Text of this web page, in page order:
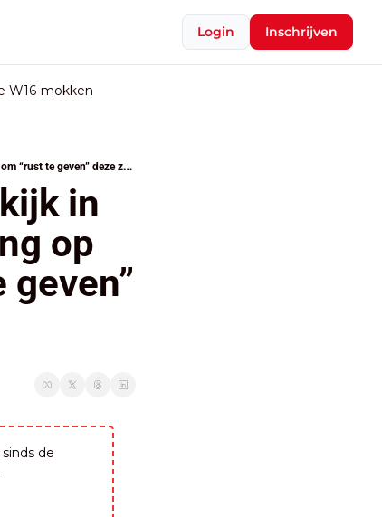
Login Inschrijven
W16-mokken
Intiem boek van ‘first lady’ geeft inkijk in familie De Wever: Arizona-top al lang op hoogte, vraag aan cd&v om “rust te geven” deze zomer kreeg geen gehoor
in
op
geven”
de